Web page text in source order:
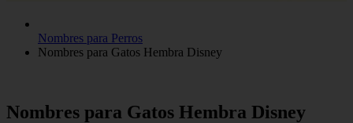
Nombres para Perros
Nombres para Gatos Hembra Disney
Nombres para Gatos Hembra Disney